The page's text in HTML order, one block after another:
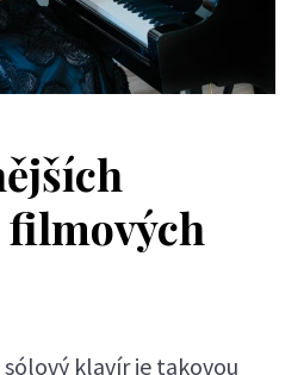
klavír je takovou